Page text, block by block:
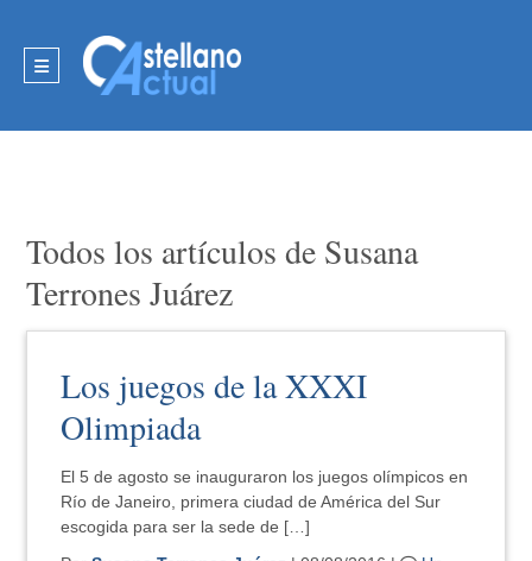
Todos los artículos de Susana
Terrones Juárez
Los juegos de la XXXI
Olimpiada
El 5 de agosto se inauguraron los juegos olímpicos en
Río de Janeiro, primera ciudad de América del Sur
escogida para ser la sede de […]